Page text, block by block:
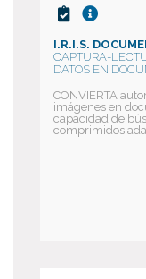
I.R.I.S.
CAPTURA-
DATOS EN
CONVIERTA
imágenes en
capacidad de
comprimidos